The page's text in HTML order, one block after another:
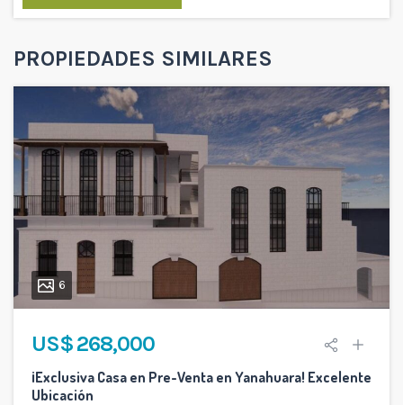
PROPIEDADES SIMILARES
6
US$ 268,000
¡Exclusiva Casa en Pre-Venta en Yanahuara! Excelente
Ubicación